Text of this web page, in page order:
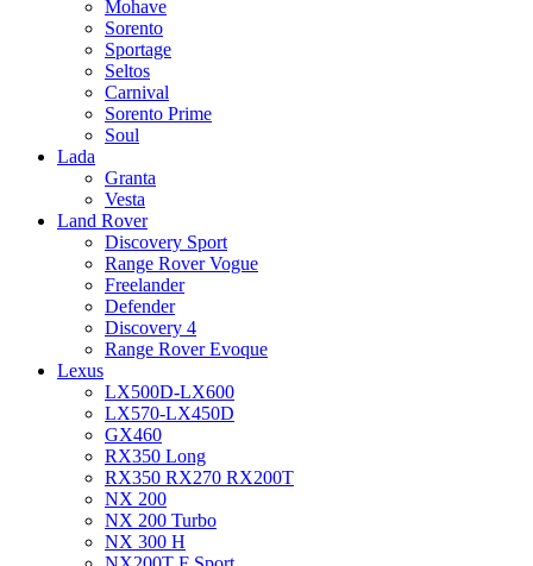
Mohave
Sorento
Sportage
Seltos
Carnival
Sorento Prime
Soul
Lada
Granta
Vesta
Land Rover
Discovery Sport
Range Rover Vogue
Freelander
Defender
Discovery 4
Range Rover Evoque
Lexus
LX500D-LX600
LX570-LX450D
GX460
RX350 Long
RX350 RX270 RX200T
NX 200
NX 200 Turbo
NX 300 H